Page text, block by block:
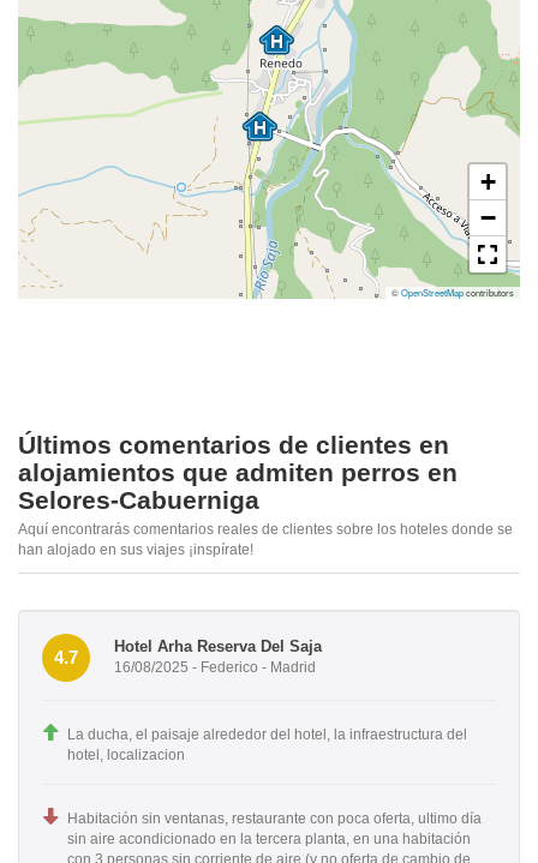
+
−
©OpenStreetMapcontributors
Últimos comentarios de clientes en
alojamientos que admiten perros en
Selores-Cabuerniga
Aquí encontrarás comentarios reales de clientes sobre los hoteles donde se
han alojado en sus viajes ¡inspírate!
4.7
Hotel Arha Reserva Del Saja
16/08/2025 - Federico - Madrid
La ducha, el paisaje alrededor del hotel, la infraestructura del
hotel, localizacion
Habitación sin ventanas, restaurante con poca oferta, ultimo día
sin aire acondicionado en la tercera planta, en una habitación
con 3 personas sin corriente de aire (y no oferta de cambio de